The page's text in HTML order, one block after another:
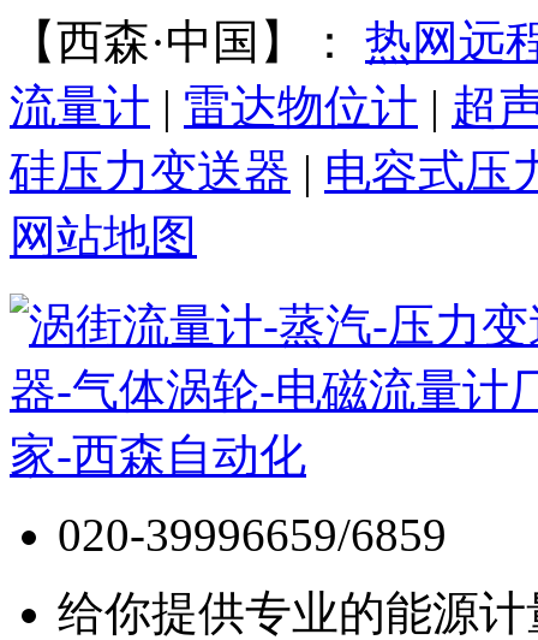
【西森·中国】： 热网远
流量计 | 雷达物位计 | 超
硅压力变送器 | 电容式压
网站地图
020-39996659/6859
给你提供专业的能源